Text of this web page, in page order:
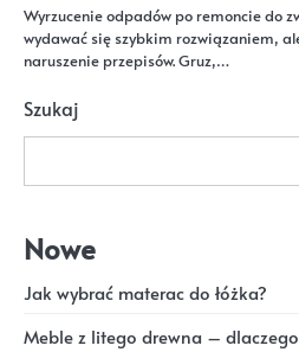
Wyrzucenie odpadów po remoncie do
wydawać się szybkim rozwiązaniem,
naruszenie przepisów. Gruz,…
Szukaj
Nowe
Jak wybrać materac do łóżka?
Meble z litego drewna –